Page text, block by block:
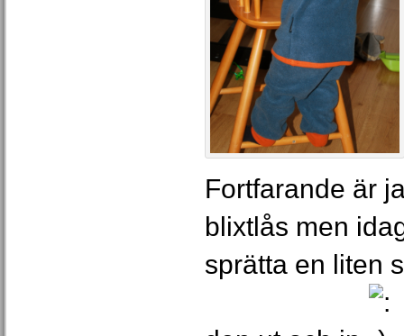
Fortfarande är
blixtlås men
sprätta en liten